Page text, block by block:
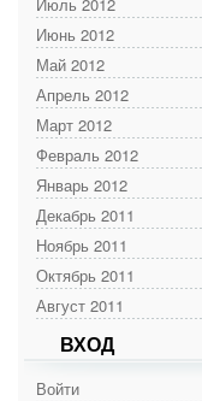
Июнь 2012
Май 2012
Апрель 2012
Март 2012
Февраль 2012
Январь 2012
Декабрь 2011
Ноябрь 2011
Октябрь 2011
Август 2011
ВХОД
Войти